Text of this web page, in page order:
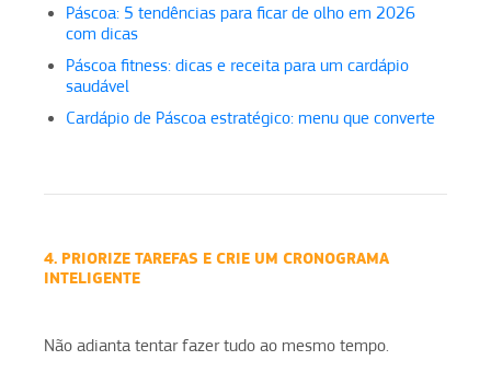
Páscoa: 5 tendências para ficar de olho em 2026
com dicas
Páscoa fitness: dicas e receita para um cardápio
saudável
Cardápio de Páscoa estratégico: menu que converte
4. PRIORIZE TAREFAS E CRIE UM CRONOGRAMA
INTELIGENTE
Não adianta tentar fazer tudo ao mesmo tempo.